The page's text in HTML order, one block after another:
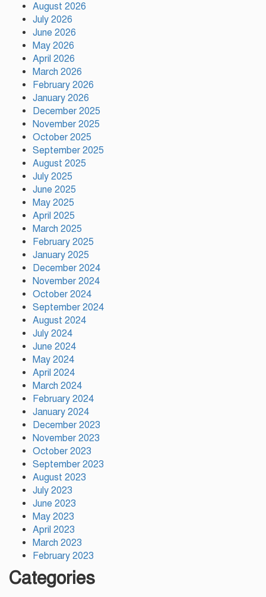
প্রতিটি শিক্ষার্থীকে একটি করে গাছ
লাগানোর আহ্বান ক্রীড়া প্রতিমন্ত্রীর
August 2026
July 2026
June 2026
May 2026
April 2026
March 2026
February 2026
January 2026
December 2025
November 2025
October 2025
September 2025
August 2025
July 2025
June 2025
May 2025
April 2025
March 2025
February 2025
January 2025
December 2024
November 2024
October 2024
September 2024
August 2024
July 2024
June 2024
May 2024
April 2024
March 2024
February 2024
January 2024
December 2023
November 2023
October 2023
September 2023
August 2023
July 2023
June 2023
May 2023
April 2023
March 2023
February 2023
Categories